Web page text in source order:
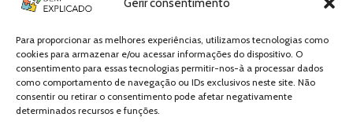
Gerir consentimento
Para proporcionar as melhores experiências, utilizamos tecnologias como
cookies para armazenar e/ou acessar informações do dispositivo. O
consentimento para essas tecnologias permitir-nos-à a processar dados
como comportamento de navegação ou IDs exclusivos neste site. Não
consentir ou retirar o consentimento pode afetar negativamente
determinados recursos e funções.
Explicado
Fica a par de todas as novidades! Zero
Spam, apenas novidades e novos
conteúdos!